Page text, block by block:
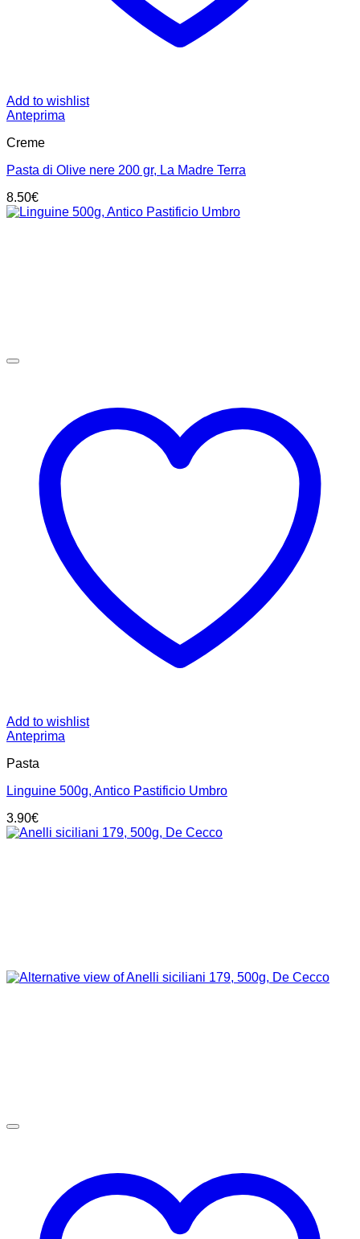
Add to wishlist
Anteprima
Creme
Pasta di Olive nere 200 gr, La Madre Terra
8.50€
Add to wishlist
Anteprima
Pasta
Linguine 500g, Antico Pastificio Umbro
3.90€